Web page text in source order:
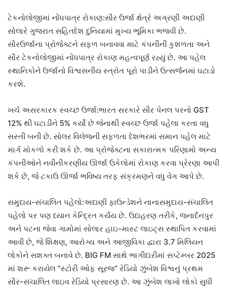
ટેકનોલોજીમાં નોંધપાત્ર રોકાણ:સૌર ઉર્જા ક્ષેત્રે અગ્રણી અદાણી
સોલારે ગુજરાત સહિતદેશ દુનિયામાં મુખ્ય ભૂમિકા ભજવી છે.
સૌરઉર્જાના પ્રોજેક્ટને સફળ બનાવવા માટે કંપનીની કુશળતા અને
સૌર ટેકનોલોજીમાં નોંધપાત્ર રોકાણ મહત્વપૂર્ણ રહ્યું છે. આ પહેલ
સ્થાનિકોને ઉર્જાનો વિશ્વસનીય સ્ત્રોત પૂરો પાડીને ઉત્સર્જનમાં ઘટાડો
કરશે.
ખર્ચ અસરકારક સ્વચ્છ ઉર્જા:ભારત સરકારે સૌર પેનલ પરનો GST
12% થી ઘટાડીને 5% કર્યો છે જેનાથી સ્વચ્છ ઉર્જા પહેલા કરતા વધુ
સસ્તી બની છે. સોલર વિલેજની સફળતા દેશભરમાં સમાન પહેલ માટે
માર્ગ મોકળો કરી શકે છે. આ પ્રોજેક્ટના સકારાત્મક પરિણામો અન્ય
કંપનીઓને નવીનીકરણીય ઊર્જા ઉકેલોમાં રોકાણ કરવા પ્રેરણા આપી
શકે છે, જે ટકાઉ ઊર્જા ભવિષ્ય તરફ સંક્રમણને વધુ વેગ આપે છે.
સમુદાય-સંચાલિત પહેલો:અદાણી ફાઉન્ડેશને નાનાસમુદાય-સંચાલિત
પહેલો પર પણ ધ્યાન કેન્દ્રિત કર્યંય છે. ઉદાહરણ તરીકે, જનાર્દનપુર
અને પટના જેવા ગામોમાં સોલાર હાઇ-માસ્ટ લાઇટ્સ સ્થાપિત કરવામાં
આવી છે, જે શિક્ષણ, આરોગ્ય અને આજીવિકા દ્વારા 3.7 મિલિયન
લોકોને સશક્ત બનાવે છે. BIG FM સાથે ભાગીદારીમાં સપ્ટેમ્બર 2025
માં શરૂ કરાયેલ “સ્ટોરી ઓફ સૂરજ” રેડિયો ઝુંબેશ વિશ્વનું પ્રથમ
સૌર-સંચાલિત લાઇવ રેડિયો પ્રસારણ છે. આ ઝુંબેશ લાખો લોકો સુધી